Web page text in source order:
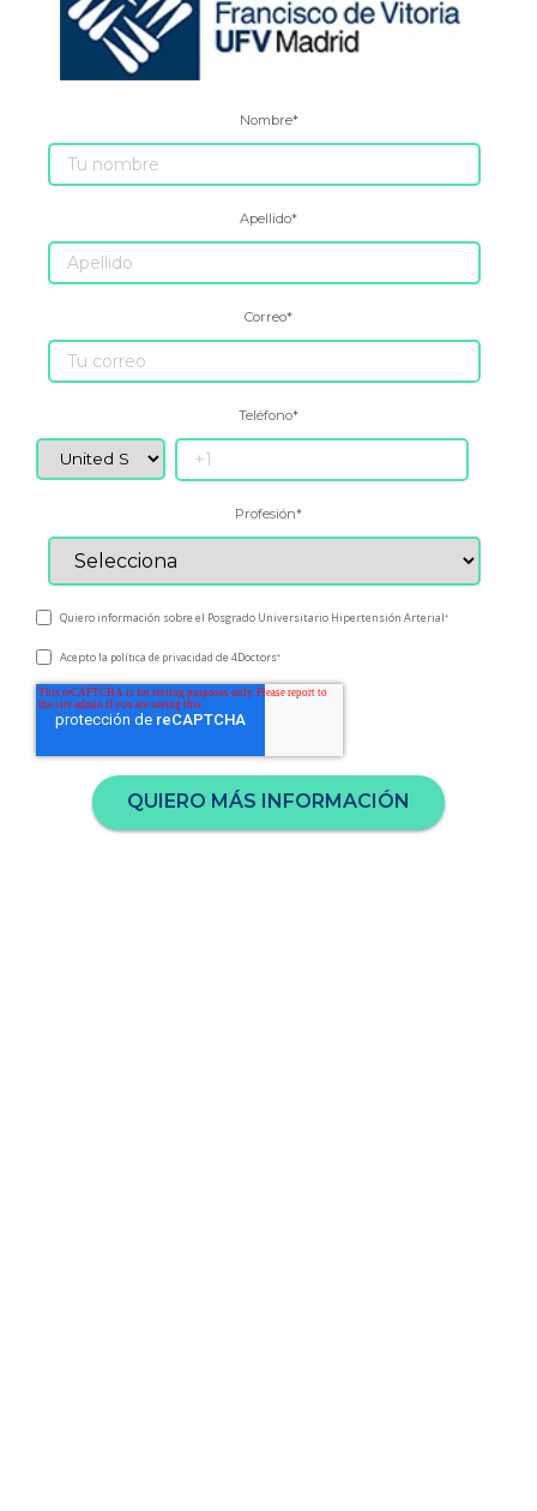
Nombre*
Apellido*
Correo*
Teléfono*
Profesión*
Quiero información sobre el Posgrado Universitario Hipertensión Arterial*
Acepto la política de privacidad de 4Doctors*